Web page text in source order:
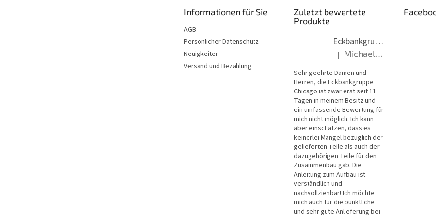
Informationen für Sie
AGB
Persönlicher Datenschutz
Neuigkeiten
Versand und Bezahlung
Zuletzt bewertete
Produkte
Eckbankgruppe Chicago 13-16 (Tische Chicago)
Die Produktbewertung beträgt 5
| Michael, Hantzsch
Sehr geehrte Damen und
Herren, die Eckbankgruppe
Chicago ist zwar erst seit 11
Tagen in meinem Besitz und
ein umfassende Bewertung für
mich nicht möglich. Ich kann
aber einschätzen, dass es
keinerlei Mängel bezüglich der
gelieferten Teile als auch der
dazugehörigen Teile für den
Zusammenbau gab. Die
Anleitung zum Aufbau ist
verständlich und
nachvollziehbar! Ich möchte
mich auch für die pünktliche
und sehr gute Anlieferung bei